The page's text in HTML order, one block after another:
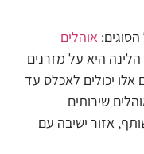
אוהלים
היא על מזרנים
יכולים לאכלס עד
שירותים
אזור ישיבה עם